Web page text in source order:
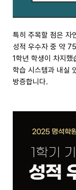
특히 주목할 점은 자
성적 우수자 중 약
1학년 학생이 차지
학습 시스템과 내실
방증합니다.